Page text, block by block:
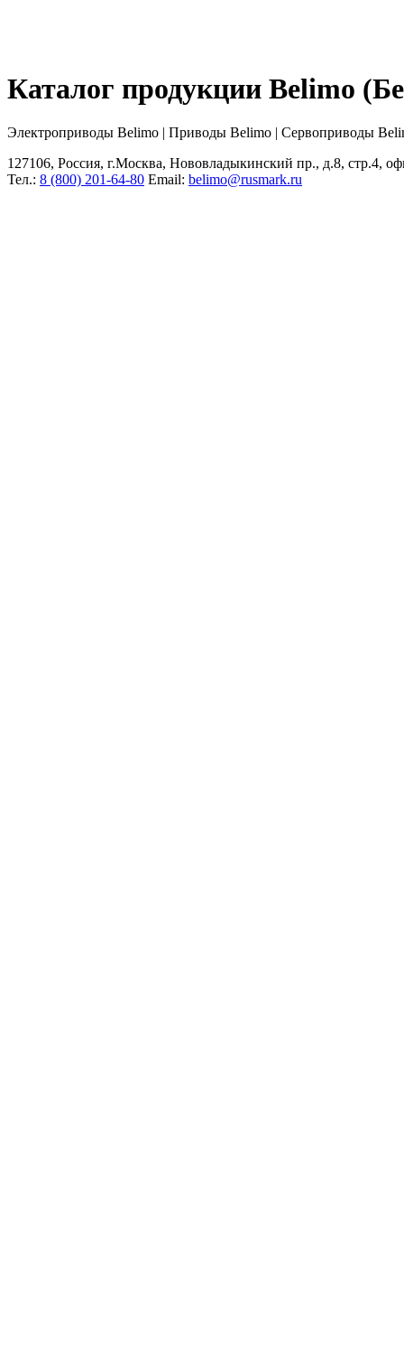
Каталог продукции Belimo
Электроприводы Belimo | Приводы Belimo | Сервоприводы
127106, Россия, г.Москва, Нововладыкинский пр., д.8, стр.4,
Тел.: 8 (800) 201-64-80 Еmail: belimo@rusmark.ru